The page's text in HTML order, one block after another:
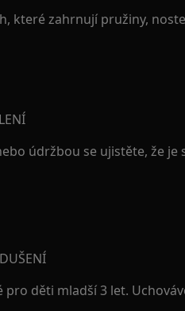
které zahrnují pružiny,
údržbou se ujistěte, že je
děti mladší 3 let.